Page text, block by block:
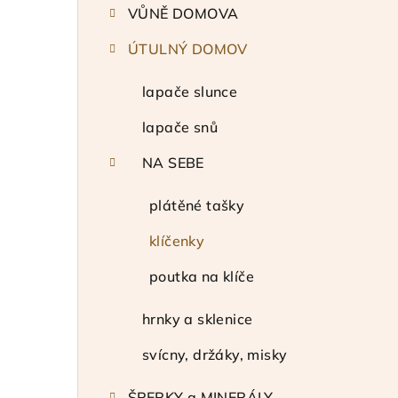
VŮNĚ DOMOVA
ÚTULNÝ DOMOV
lapače slunce
lapače snů
NA SEBE
plátěné tašky
klíčenky
poutka na klíče
hrnky a sklenice
svícny, držáky, misky